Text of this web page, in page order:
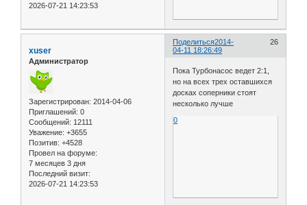
2026-07-21 14:23:53
Поделиться 26
2014-
04-11 18:26:49
xuser
Администратор
Зарегистрирован: 2014-04-06
Приглашений: 0
Сообщений: 12111
Уважение: +3655
Позитив: +4528
Провел на форуме:
7 месяцев 3 дня
Последний визит:
2026-07-21 14:23:53
Пока Турбонасос ведет 2:1,
но на всех трех оставшихся
досках соперники стоят
несколько лучше
0